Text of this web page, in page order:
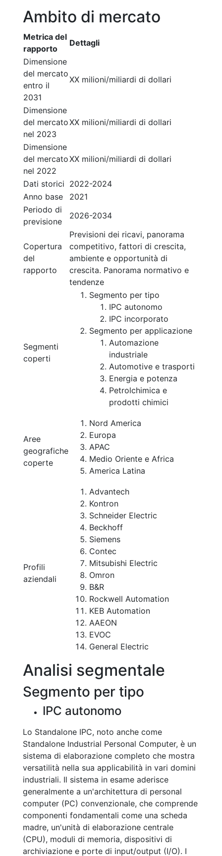
Ambito di mercato
Metrica del
rapporto
Dettagli
Dimensione
del mercato
entro il
2031
XX milioni/miliardi di dollari
Dimensione
del mercato
nel 2023
XX milioni/miliardi di dollari
Dimensione
del mercato
nel 2022
XX milioni/miliardi di dollari
Dati storici 2022-2024
Anno base
2021
Periodo di
previsione
2026-2034
Copertura
del
rapporto
Previsioni dei ricavi, panorama
competitivo, fattori di crescita,
ambiente e opportunità di
crescita. Panorama normativo e
tendenze
Segmenti
coperti
Segmento per tipo
IPC autonomo
IPC incorporato
Segmento per applicazione
Automazione
industriale
Automotive e trasporti
Energia e potenza
Petrolchimica e
prodotti chimici
Aree
geografiche
coperte
Nord America
Europa
APAC
Medio Oriente e Africa
America Latina
Profili
aziendali
Advantech
Kontron
Schneider Electric
Beckhoff
Siemens
Contec
Mitsubishi Electric
Omron
B&R
Rockwell Automation
KEB Automation
AAEON
EVOC
General Electric
Analisi segmentale
Segmento per tipo
IPC autonomo
Lo Standalone IPC, noto anche come
Standalone Industrial Personal Computer, è un
sistema di elaborazione completo che mostra
versatilità nella sua applicabilità in vari domini
industriali. Il sistema in esame aderisce
generalmente a un'architettura di personal
computer (PC) convenzionale, che comprende
componenti fondamentali come una scheda
madre, un'unità di elaborazione centrale
(CPU), moduli di memoria, dispositivi di
archiviazione e porte di input/output (I/O). I